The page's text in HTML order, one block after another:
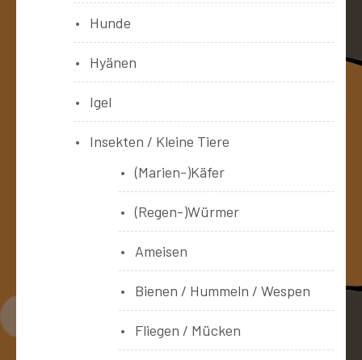
Hunde
Hyänen
Igel
Insekten / Kleine Tiere
(Marien-)Käfer
(Regen-)Würmer
Ameisen
Bienen / Hummeln / Wespen
Fliegen / Mücken